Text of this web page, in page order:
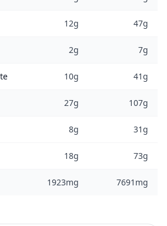
12g 47g
2g 7g
10g 41g
27g 107g
8g 31g
18g 73g
1923mg 7691mg